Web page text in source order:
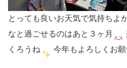
とっても良いお天気で気持ちよ
なと過ごせるのはあと３ヶ月
くろうね
今年もよろしくお